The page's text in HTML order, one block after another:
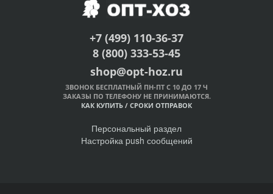
+7 (499) 110-36-37
8 (800) 333-53-45
shop@opt-hoz.ru
ЗВОНОК БЕСПЛАТНЫЙ ПН-ПТ С 10 ДО 17 Ч
ЗАКАЗЫ ПО ТЕЛЕФОНУ НЕ ПРИНИМАЮТСЯ.
КАК КУПИТЬ / СРОКИ ОТПРАВОК
Персональный раздел
Настройка push сообщений